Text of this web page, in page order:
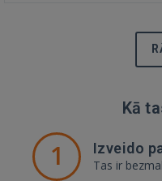
Kā
1 Izveido
Tas ir